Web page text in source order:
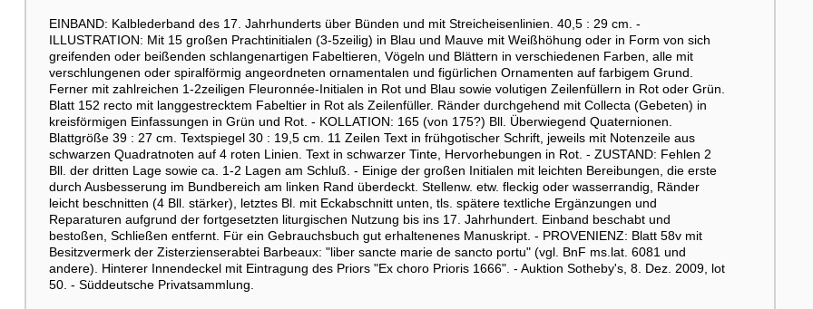
EINBAND: Kalblederband des 17. Jahrhunderts über Bünden und mit Streicheisenlinien. 40,5 : 29 cm. -
ILLUSTRATION: Mit 15 großen Prachtinitialen (3-5zeilig) in Blau und Mauve mit Weißhöhung oder in Form von sich
greifenden oder beißenden schlangenartigen Fabeltieren, Vögeln und Blättern in verschiedenen Farben, alle mit
verschlungenen oder spiralförmig angeordneten ornamentalen und figürlichen Ornamenten auf farbigem Grund.
Ferner mit zahlreichen 1-2zeiligen Fleuronnée-Initialen in Rot und Blau sowie volutigen Zeilenfüllern in Rot oder Grün.
Blatt 152 recto mit langgestrecktem Fabeltier in Rot als Zeilenfüller. Ränder durchgehend mit Collecta (Gebeten) in
kreisförmigen Einfassungen in Grün und Rot. - KOLLATION: 165 (von 175?) Bll. Überwiegend Quaternionen.
Blattgröße 39 : 27 cm. Textspiegel 30 : 19,5 cm. 11 Zeilen Text in frühgotischer Schrift, jeweils mit Notenzeile aus
schwarzen Quadratnoten auf 4 roten Linien. Text in schwarzer Tinte, Hervorhebungen in Rot. - ZUSTAND: Fehlen 2
Bll. der dritten Lage sowie ca. 1-2 Lagen am Schluß. - Einige der großen Initialen mit leichten Bereibungen, die erste
durch Ausbesserung im Bundbereich am linken Rand überdeckt. Stellenw. etw. fleckig oder wasserrandig, Ränder
leicht beschnitten (4 Bll. stärker), letztes Bl. mit Eckabschnitt unten, tls. spätere textliche Ergänzungen und
Reparaturen aufgrund der fortgesetzten liturgischen Nutzung bis ins 17. Jahrhundert. Einband beschabt und
bestoßen, Schließen entfernt. Für ein Gebrauchsbuch gut erhaltenenes Manuskript. - PROVENIENZ: Blatt 58v mit
Besitzvermerk der Zisterzienserabtei Barbeaux: "liber sancte marie de sancto portu" (vgl. BnF ms.lat. 6081 und
andere). Hinterer Innendeckel mit Eintragung des Priors "Ex choro Prioris 1666". - Auktion Sotheby's, 8. Dez. 2009, lot
50. - Süddeutsche Privatsammlung.